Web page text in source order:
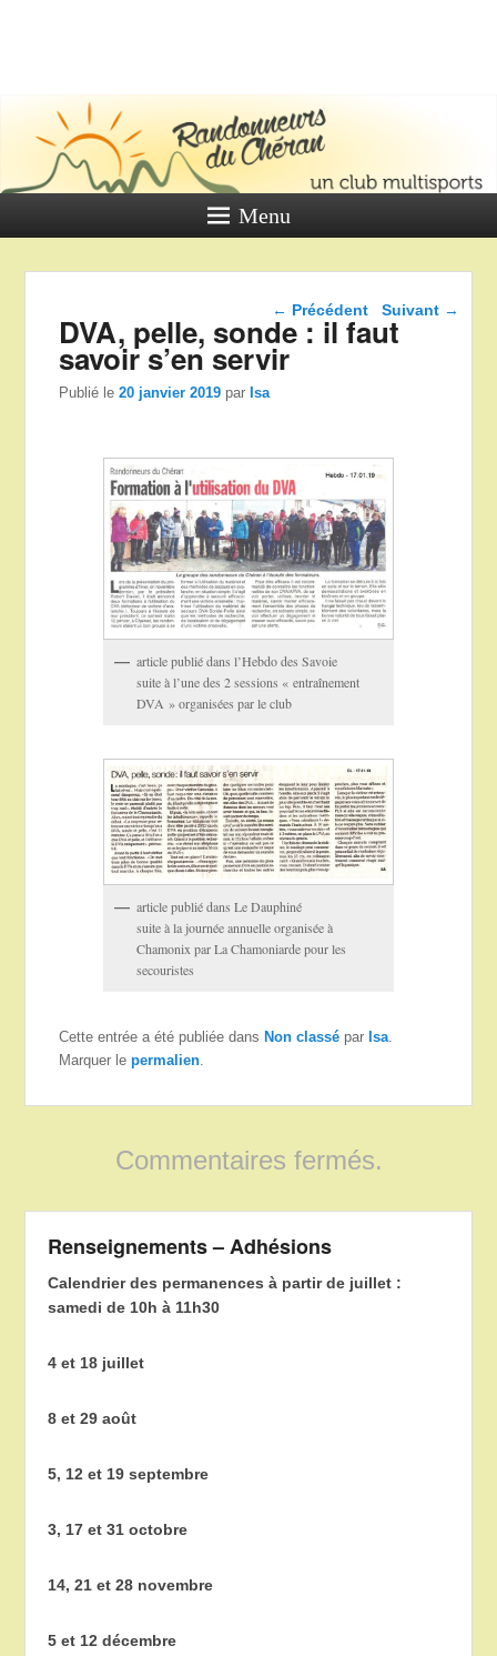
DU
Un club multi sports
Menu
Navigation dans les
← Précédent Suivant →
DVA, pelle, sonde : il faut
savoir s’en servir
Publié le20 janvier 2019 parIsa
article publié dans l’Hebdo des Savoie
suite à l’une des 2 sessions « entraînement
DVA » organisées par le club
article publié dans Le Dauphiné
suite à la journée annuelle organisée à
Chamonix par La Chamoniarde pour les
secouristes
Cette entrée a été publiée dans Non classé par Isa
Marquer lepermalien
Commentaires fermés.
Renseignements – Adhésions
Calendrier des permanences à partir de juillet :
samedi de 10h à 11h30
4 et 18 juillet
8 et 29 août
5, 12 et 19 septembre
3, 17 et 31 octobre
14, 21 et 28 novembre
5 et 12 décembre